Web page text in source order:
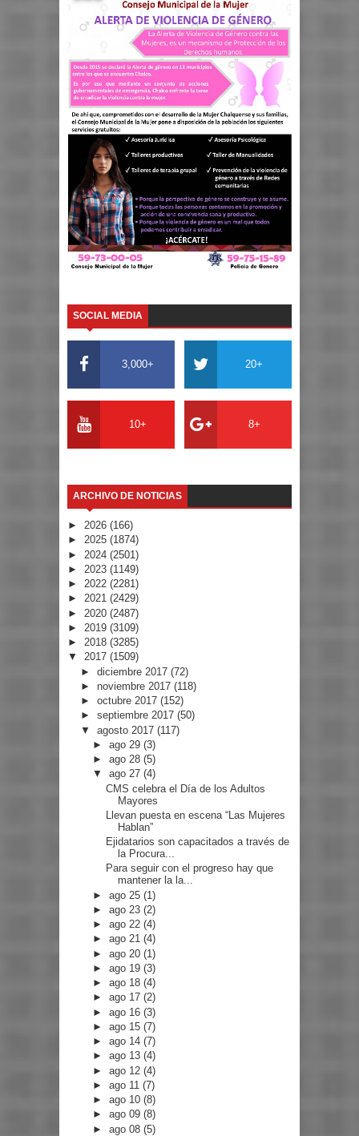
SOCIAL MEDIA
3,000+ 20+
10+ 8+
ARCHIVO DE NOTICIAS
► 2026 (166)
► 2025 (1874)
► 2024 (2501)
► 2023 (1149)
► 2022 (2281)
► 2021 (2429)
► 2020 (2487)
► 2019 (3109)
► 2018 (3285)
▼ 2017 (1509)
► diciembre 2017 (72)
► noviembre 2017 (118)
► octubre 2017 (152)
► septiembre 2017 (50)
▼ agosto 2017 (117)
►ago 29(3)
►ago 28(5)
▼ago 27(4)
CMS celebra el Día de los Adultos
Mayores
Llevan puesta en escena “Las Mujeres
Hablan”
Ejidatarios son capacitados a través de
la Procura...
Para seguir con el progreso hay que
mantener la la...
►ago 25(1)
►ago 23(2)
►ago 22(4)
►ago 21(4)
►ago 20(1)
►ago 19(3)
►ago 18(4)
►ago 17(2)
►ago 16(3)
►ago 15(7)
►ago 14(7)
►ago 13(4)
►ago 12(4)
►ago 11(7)
►ago 10(8)
►ago 09(8)
►ago 08(5)